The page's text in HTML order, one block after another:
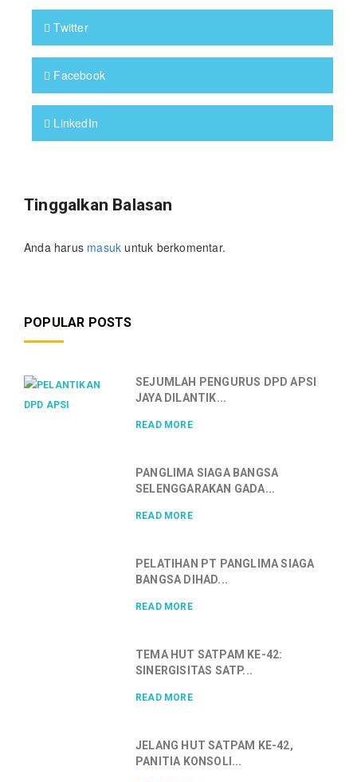
Twitter
Facebook
LinkedIn
Tinggalkan Balasan
Anda harus masuk untuk berkomentar.
POPULAR POSTS
SEJUMLAH PENGURUS DPD APSI
JAYA DILANTIK...
READ MORE
PANGLIMA SIAGA BANGSA
SELENGGARAKAN GADA...
READ MORE
PELATIHAN PT PANGLIMA SIAGA
BANGSA DIHAD...
READ MORE
TEMA HUT SATPAM KE-42:
SINERGISITAS SATP...
READ MORE
JELANG HUT SATPAM KE-42,
PANITIA KONSOLI...